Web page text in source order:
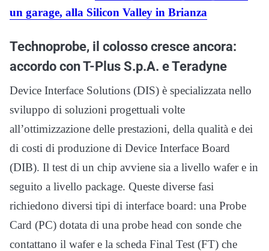
un garage, alla Silicon Valley in Brianza
Technoprobe, il colosso cresce ancora:
accordo con T-Plus S.p.A. e Teradyne
Device Interface Solutions (DIS) è specializzata nello
sviluppo di soluzioni progettuali volte
all’ottimizzazione delle prestazioni, della qualità e dei
di costi di produzione di Device Interface Board
(DIB). Il test di un chip avviene sia a livello wafer e in
seguito a livello package. Queste diverse fasi
richiedono diversi tipi di interface board: una Probe
Card (PC) dotata di una probe head con sonde che
contattano il wafer e la scheda Final Test (FT) che